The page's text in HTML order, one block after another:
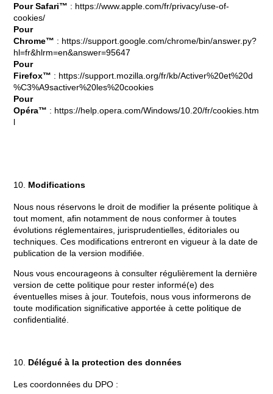
Pour Safari™ : https://www.apple.com/fr/privacy/use-of-
cookies/
Pour
Chrome™ : https://support.google.com/chrome/bin/answer.py?
hl=fr&hlrm=en&answer=95647
Pour
Firefox™ : https://support.mozilla.org/fr/kb/Activer%20et%20d
%C3%A9sactiver%20les%20cookies
Pour
Opéra™ : https://help.opera.com/Windows/10.20/fr/cookies.htm
l
Modifications
Nous nous réservons le droit de modifier la présente politique à
tout moment, afin notamment de nous conformer à toutes
évolutions réglementaires, jurisprudentielles, éditoriales ou
techniques. Ces modifications entreront en vigueur à la date de
publication de la version modifiée.
Nous vous encourageons à consulter régulièrement la dernière
version de cette politique pour rester informé(e) des
éventuelles mises à jour. Toutefois, nous vous informerons de
toute modification significative apportée à cette politique de
confidentialité.
Délégué à la protection des données
Les coordonnées du DPO :